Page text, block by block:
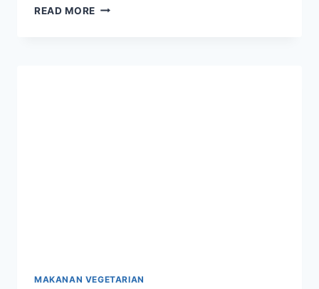
READ MORE CARA
MAKANAN VEGETARIAN